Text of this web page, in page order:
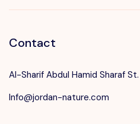
Contact
Al-Sharif Abdul Hamid Sharaf St.
Info@jordan-nature.com